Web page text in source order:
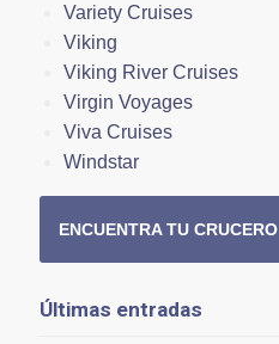
Variety Cruises
Viking
Viking River Cruises
Virgin Voyages
Viva Cruises
Windstar
ENCUENTRA TU CRUCERO
Últimas entradas